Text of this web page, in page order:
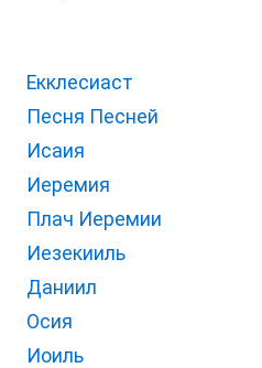
Екклесиаст
Песня Песней
Исаия
Иеремия
Плач Иеремии
Иезекииль
Даниил
Осия
Иоиль